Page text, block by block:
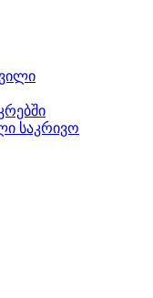
საკრივო